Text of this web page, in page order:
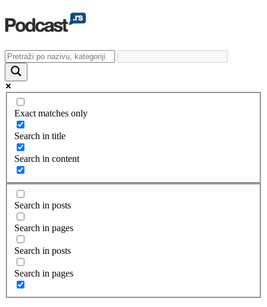
Exact matches only
Search in title
Search in content
Search in posts
Search in pages
Search in posts
Search in pages